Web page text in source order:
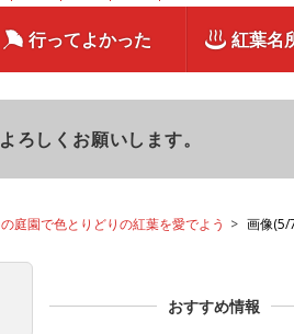
行ってよかった 紅葉名
しくお願いします。
庭園で色とりどりの紅葉を愛でよう 画像(5/
おすすめ情報